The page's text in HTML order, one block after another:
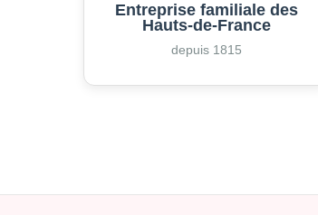
Entreprise familiale des
Hauts-de-France
depuis 1815